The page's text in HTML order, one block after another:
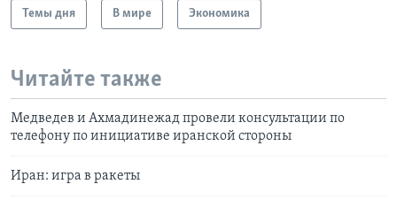
Темы дня В мире Экономика
Читайте также
Медведев и Ахмадинежад провели консультации по
телефону по инициативе иранской стороны
Иран: игра в ракеты